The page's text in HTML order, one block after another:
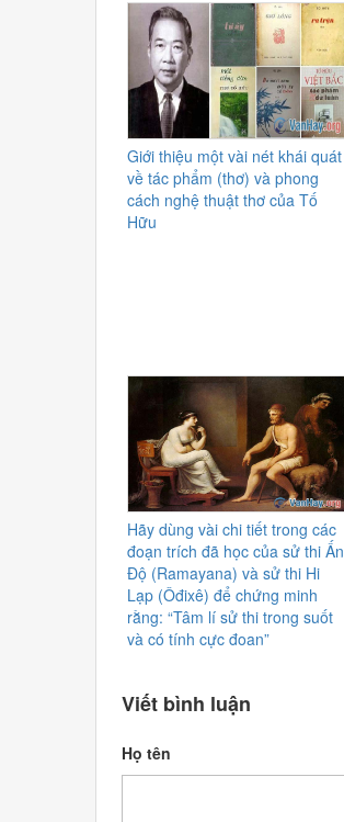
Giới thiệu một vài nét khái quát
về tác phẩm (thơ) và phong
cách nghệ thuật thơ của Tố
Hữu
Hãy dùng vài chi tiết trong các
đoạn trích đã học của sử thi Ấn
Độ (Ramayana) và sử thi Hi
Lạp (Ôđixê) để chứng minh
rằng: “Tâm lí sử thi trong suốt
và có tính cực đoan”
Viết bình luận
Họ tên